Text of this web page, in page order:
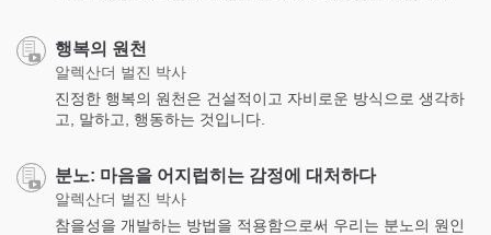
행복의 원천
알렉산더 벌진 박사
진정한 행복의 원천은 건설적이고 자비로운 방식으로 생각하
고, 말하고, 행동하는 것입니다.
분노: 마음을 어지럽히는 감정에 대처하다
알렉산더 벌진 박사
참을성을 개발하는 방법을 적용함으로써 우리는 분노의 원인